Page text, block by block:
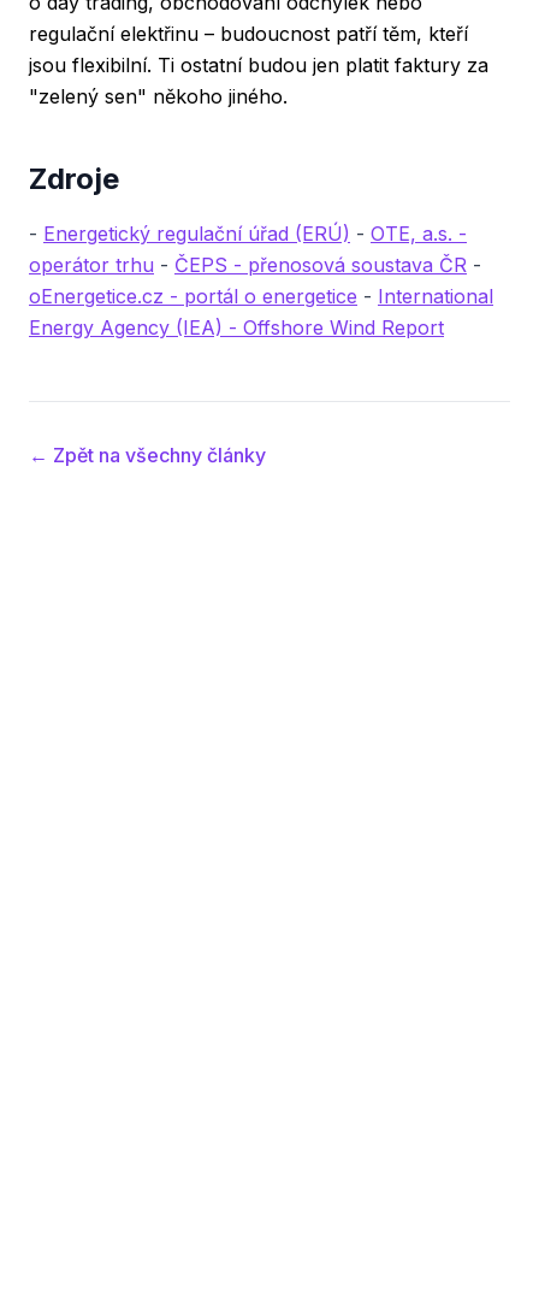
regulační elektřinu – budoucnost patří těm, kteří
jsou flexibilní. Ti ostatní budou jen platit faktury za
"zelený sen" někoho jiného.
Zdroje
- Energetický regulační úřad (ERÚ) - OTE, a.s. -
operátor trhu - ČEPS - přenosová soustava ČR -
oEnergetice.cz - portál o energetice - International
Energy Agency (IEA) - Offshore Wind Report
← Zpět na všechny články